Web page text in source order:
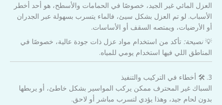
العزل المائي غير الجيد، خصوصًا في الحمامات والأسطح، هو أحد أخطر
الأسباب. لو تم العزل بشكل سيئ، فالماء يتسرب بسهولة عبر الجدران
أو الأرضيات، ويمتصه السقف أو الأساسات.
💡 نصيحة: تأكد من استخدام مواد عزل ذات جودة عالية، خصوصًا في
المناطق اللي فيها استخدام يومي للمياه.
3. 🛠️ أخطاء في التركيب والتنفيذ
السباك غير المحترف ممكن يركب المواسير بشكل خاطئ، أو يربطها
بدون لحام جيد، وهذا يؤدي لتسرب مباشر أو لاحق.